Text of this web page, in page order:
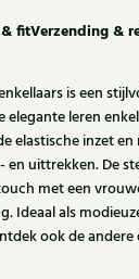
fitVerzending &
is een
leren
elastische inzet
en uittrekken. De
met een
Ideaal als
ook de andere